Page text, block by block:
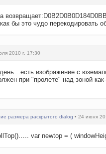
бы это чудо перекодировать
2010 г. 17:30
изображение с
при "пролете" над зоной
размера раскрытого dialog • 24 июня
var newtop = (